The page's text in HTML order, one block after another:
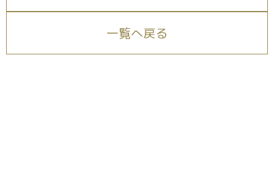
一覧へ戻る